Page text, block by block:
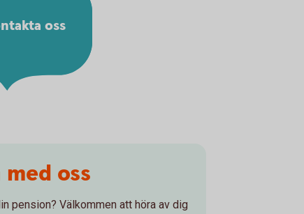
oss
oss
pension? Välkommen att höra av dig